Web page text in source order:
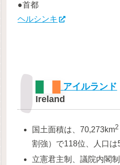
●首都
ヘルシンキ
アイルランド
Ireland
国土面積は、70,273km2
割強）で118位、人口
立憲君主制、議院内閣